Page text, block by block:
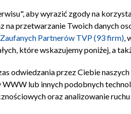
Regulamin TVP Polityka
aby wyrazić zgody na
przetwarzanie Twoich danych
Zaufanych Partnerów TVP (93 firm),
które wskazujemy poniżej, a
odwiedzania przez Ciebie naszych
lub innych podobnych
oraz analizowanie